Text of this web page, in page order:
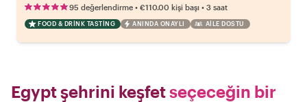
95 değerlendirme • €110.00 kişi başı • 3 saat
FOOD & DRINK TASTING ANINDA ONAYLI AILE DOSTU
Egypt şehrini keşfetseçeceğin bir